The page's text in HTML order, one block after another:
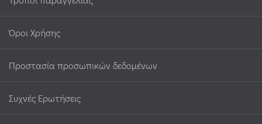
Όροι Χρήσης
Προστασία προσωπικών δεδομένων
Συχνές Ερωτήσεις